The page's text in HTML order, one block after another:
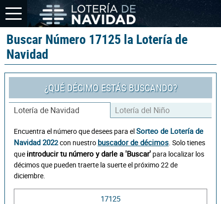
Buscar Número 17125 la Lotería de
Navidad
¿QUÉ DÉCIMO ESTÁS BUSCANDO?
Lotería de Navidad Lotería del Niño
Encuentra el número que desees para elSorteo de Lotería de
Navidad 2022con nuestro buscador de décimos. Solo tienes
que introducir tu número y darle a 'Buscar'para localizar los
décimos que pueden traerte la suerte el próximo 22 de
diciembre.